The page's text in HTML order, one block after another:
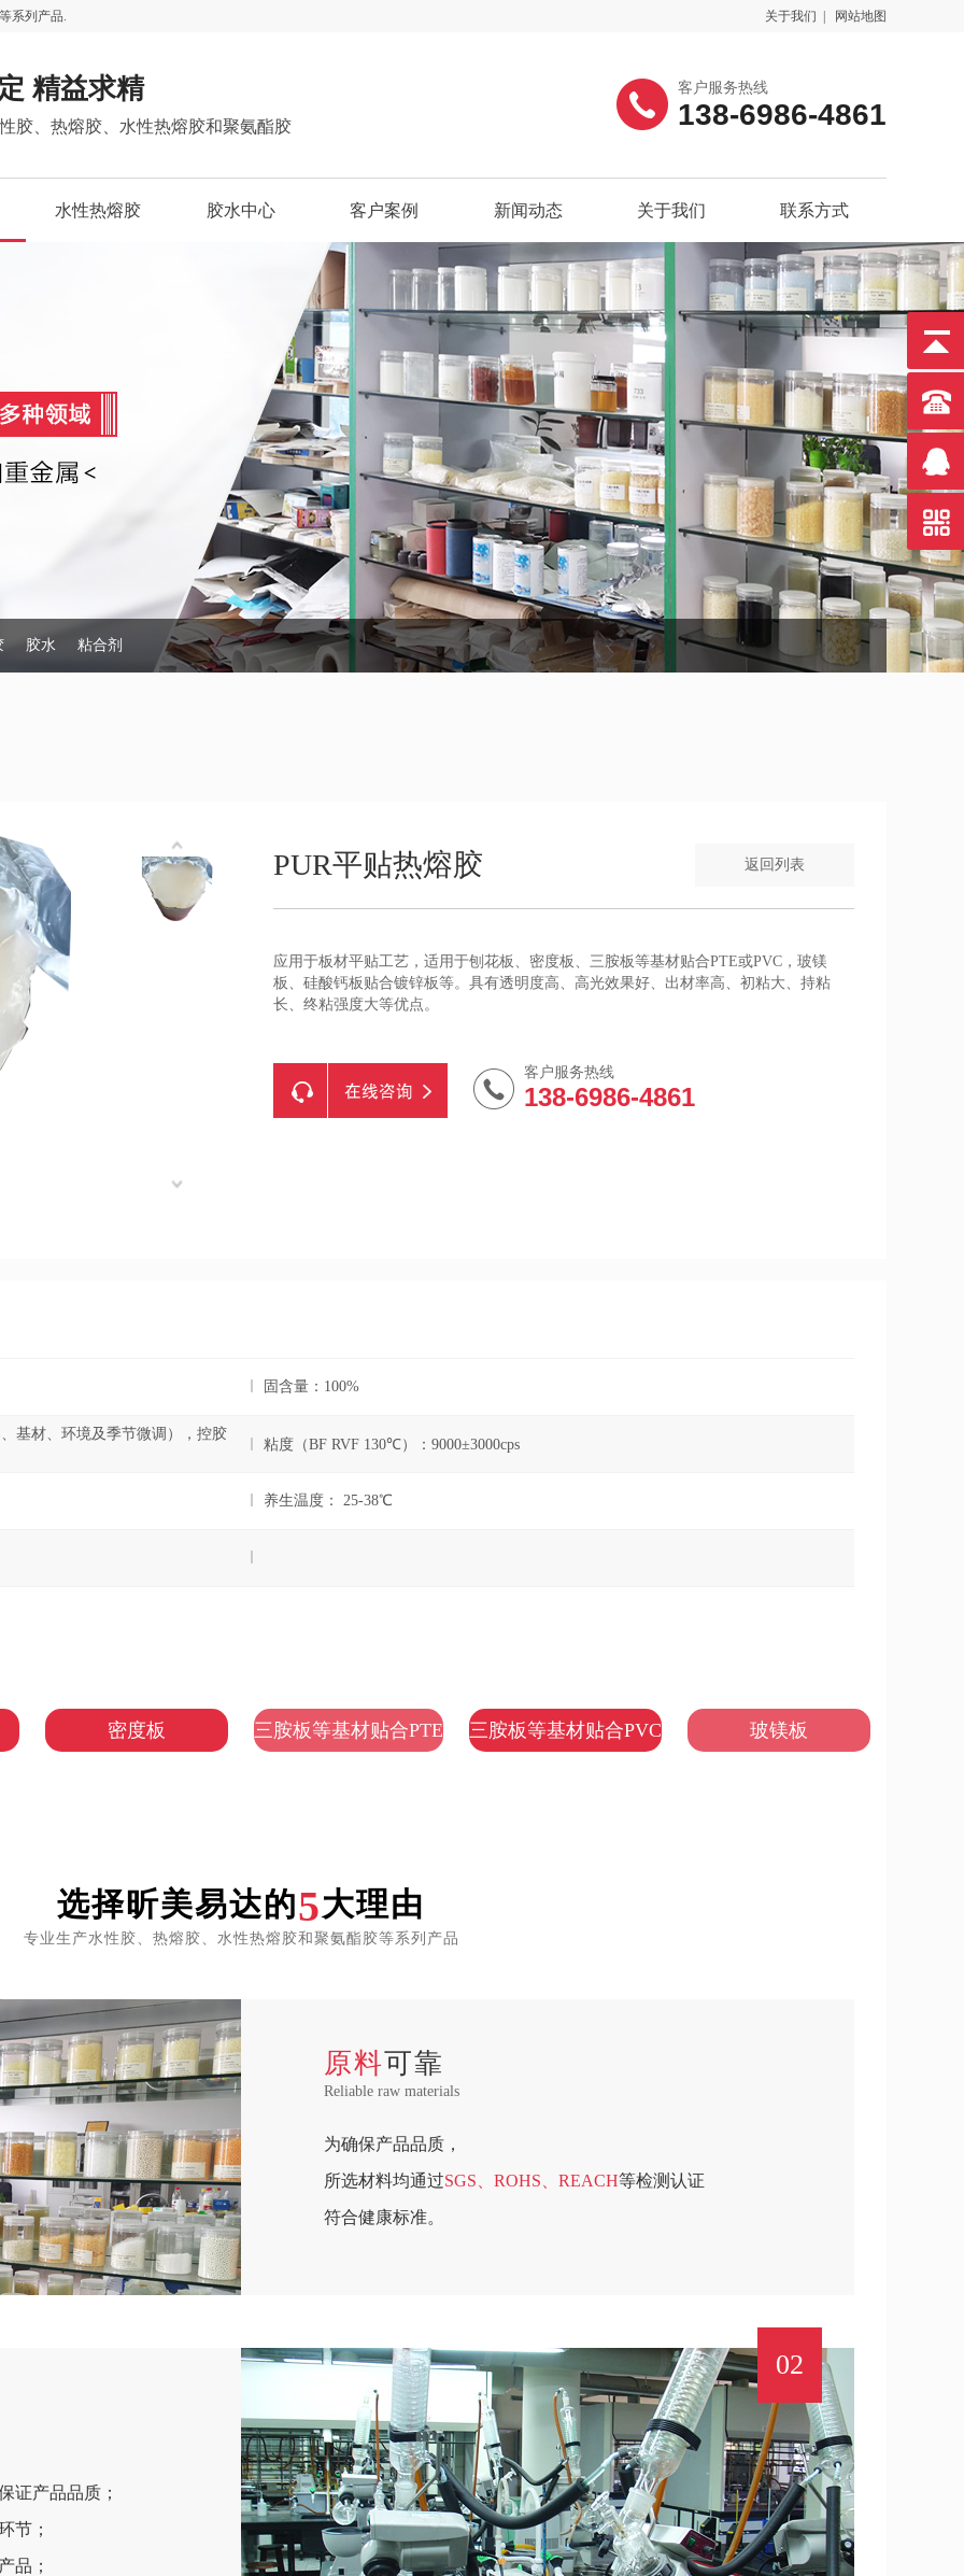
系列产品. 关于我们 网站地图
精益求精
胶、热熔胶、水性热熔胶和聚氨酯胶
客户服务热线
138-6986-4861
水性热熔胶 胶水中心 客户案例 新闻动态 关于我们 联系方式
胶水 粘合剂
PUR平贴热熔胶
应用于板材平贴工艺，适用于刨花板、密度板、三胺板等基材贴合PTE或PVC，玻镁
板、硅酸钙板贴合镀锌板等。具有透明度高、高光效果好、出材率高、初粘大、持粘
长、终粘强度大等优点。
客户服务热线
138-6986-4861
返回列表
固含量：100%
材、环境及季节微调），控胶
粘度（BF RVF 130℃）：9000±3000cps
养生温度： 25-38℃
密度板 三胺板等基材贴合PTE 三胺板等基材贴合PVC 玻镁板
选择昕美易达的5大理由
专业生产水性胶、热熔胶、水性热熔胶和聚氨酯胶等系列产品
原料可靠
Reliable raw materials
为确保产品品质，
所选材料均通过SGS、ROHS、REACH等检测认证
符合健康标准。
02
证产品品质；
节；
品；